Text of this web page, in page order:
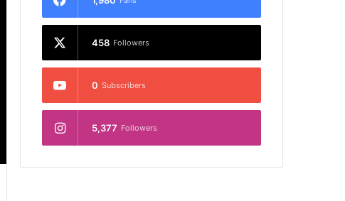
458 Followers
0 Subscribers
5,377 Followers